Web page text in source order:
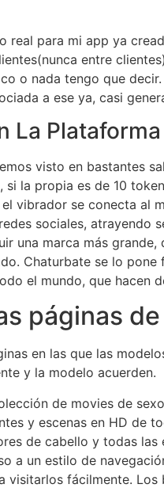
real para mi app ya
entre
o nada tengo que
a ese ya, casi
La Plataforma
visto en bastantes
si la propia es de 10
vibrador se conecta al
sociales, atrayendo
una marca más
Chaturbate se lo
el mundo, que hacen
páginas
en las que las
y la modelo acuerden.
de movies de
y escenas en HD de
de cabello y todas
a un estilo de
fácilmente. Los